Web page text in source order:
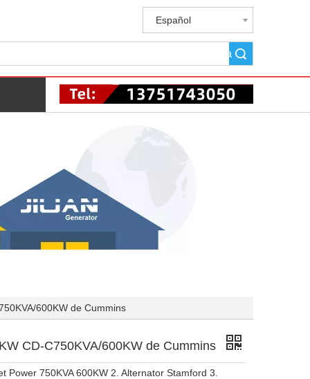
Español
Búsqueda
600KW de Cummins
CD-C750KVA/600KW de Cummins
Power 750KVA 600KW 2. Alternator Stamford 3.